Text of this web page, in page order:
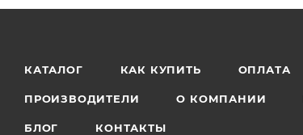
КАТАЛОГ КАК КУПИТЬ ОПЛАТА
ПРОИЗВОДИТЕЛИ О КОМПАНИИ
БЛОГ КОНТАКТЫ